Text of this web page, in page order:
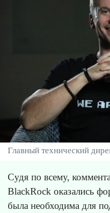
Главный технический
Судя по всему,
BlackRock оказались
была необходима для